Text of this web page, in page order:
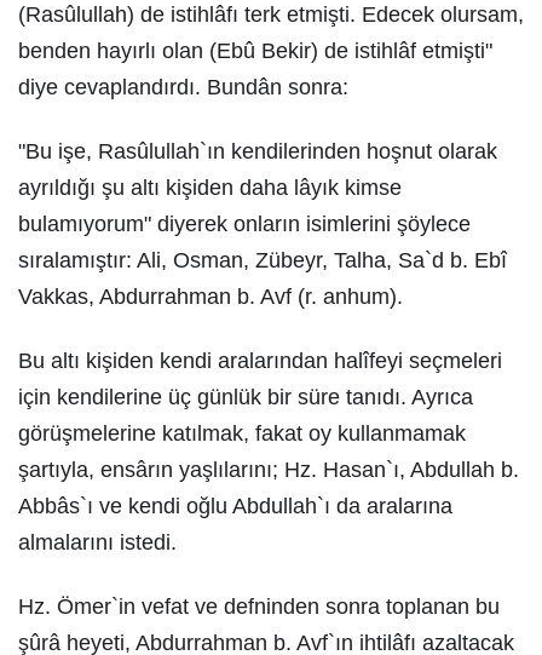
(Rasûlullah) de istihlâfı terk etmişti. Edecek olursam,
benden hayırlı olan (Ebû Bekir) de istihlâf etmişti"
diye cevaplandırdı. Bundân sonra:
"Bu işe, Rasûlullah`ın kendilerinden hoşnut olarak
ayrıldığı şu altı kişiden daha lâyık kimse
bulamıyorum" diyerek onların isimlerini şöylece
sıralamıştır: Ali, Osman, Zübeyr, Talha, Sa`d b. Ebî
Vakkas, Abdurrahman b. Avf (r. anhum).
Bu altı kişiden kendi aralarından halîfeyi seçmeleri
için kendilerine üç günlük bir süre tanıdı. Ayrıca
görüşmelerine katılmak, fakat oy kullanmamak
şartıyla, ensârın yaşlılarını; Hz. Hasan`ı, Abdullah b.
Abbâs`ı ve kendi oğlu Abdullah`ı da aralarına
almalarını istedi.
Hz. Ömer`in vefat ve defninden sonra toplanan bu
şûrâ heyeti, Abdurrahman b. Avf`ın ihtilâfı azaltacak